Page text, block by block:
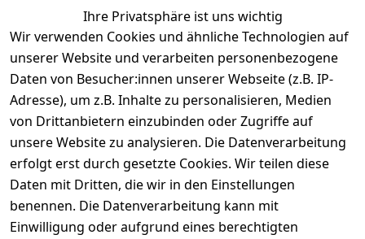
Ihre Privatsphäre ist uns wichtig
Wir verwenden Cookies und ähnliche Technologien auf
unserer Website und verarbeiten personenbezogene
Daten von Besucher:innen unserer Webseite (z.B. IP-
Adresse), um z.B. Inhalte zu personalisieren, Medien
von Drittanbietern einzubinden oder Zugriffe auf
unsere Website zu analysieren. Die Datenverarbeitung
erfolgt erst durch gesetzte Cookies. Wir teilen diese
Daten mit Dritten, die wir in den Einstellungen
benennen. Die Datenverarbeitung kann mit
Einwilligung oder aufgrund eines berechtigten
Rechtliches
AGB
Impressum
Datenschutze
rklärung
Über uns
Kontakt
Registrieren
Kataloge zum
Download
Wir
versenden
mit
Zahle
bequem per